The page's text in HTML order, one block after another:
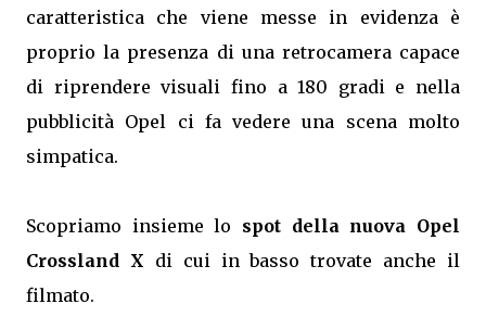
caratteristica che viene messe in evidenza è
proprio la presenza di una retrocamera capace
di riprendere visuali fino a 180 gradi e nella
pubblicità Opel ci fa vedere una scena molto
simpatica.
Scopriamo insieme lo spot della nuova Opel
Crossland X di cui in basso trovate anche il
filmato.